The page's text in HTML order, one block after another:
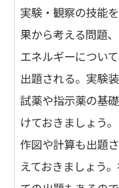
実験・観察の技能
果から考える問題
エネルギーについ
出題される。実験
試薬や指示薬の基
けておきましょう。
作図や計算も出題
えておきましょう